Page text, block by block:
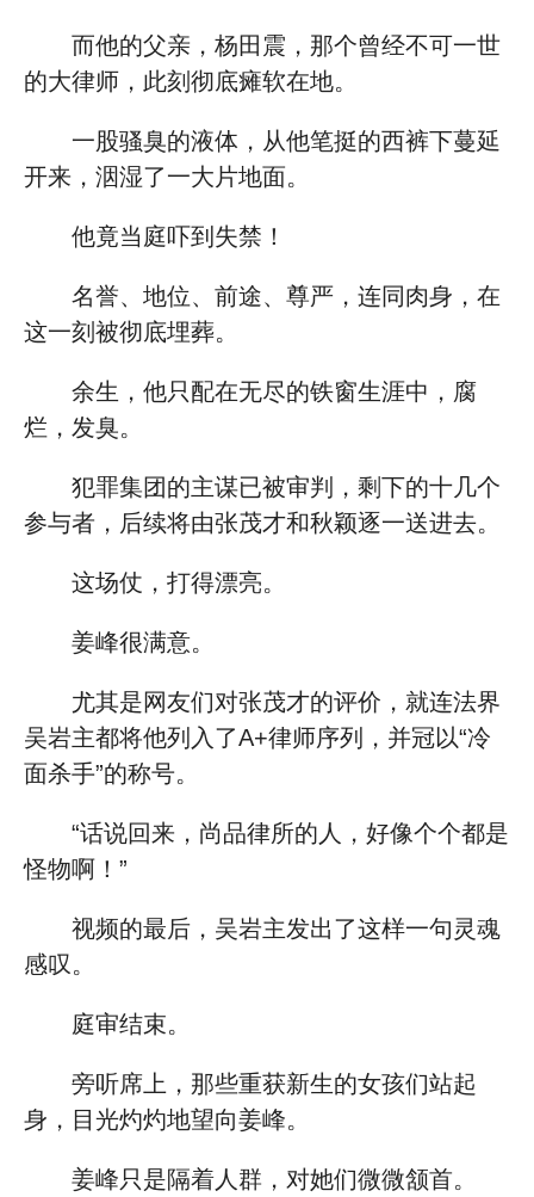
而他的父亲，杨田震，那个曾经不可一世
的大律师，此刻彻底瘫软在地。
一股骚臭的液体，从他笔挺的西裤下蔓延
开来，洇湿了一大片地面。
他竟当庭吓到失禁！
名誉、地位、前途、尊严，连同肉身，在
这一刻被彻底埋葬。
余生，他只配在无尽的铁窗生涯中，腐
烂，发臭。
犯罪集团的主谋已被审判，剩下的十几个
参与者，后续将由张茂才和秋颖逐一送进去。
这场仗，打得漂亮。
姜峰很满意。
尤其是网友们对张茂才的评价，就连法界
吴岩主都将他列入了A+律师序列，并冠以“冷
面杀手”的称号。
“话说回来，尚品律所的人，好像个个都是
怪物啊！”
视频的最后，吴岩主发出了这样一句灵魂
感叹。
庭审结束。
旁听席上，那些重获新生的女孩们站起
身，目光灼灼地望向姜峰。
姜峰只是隔着人群，对她们微微颔首。